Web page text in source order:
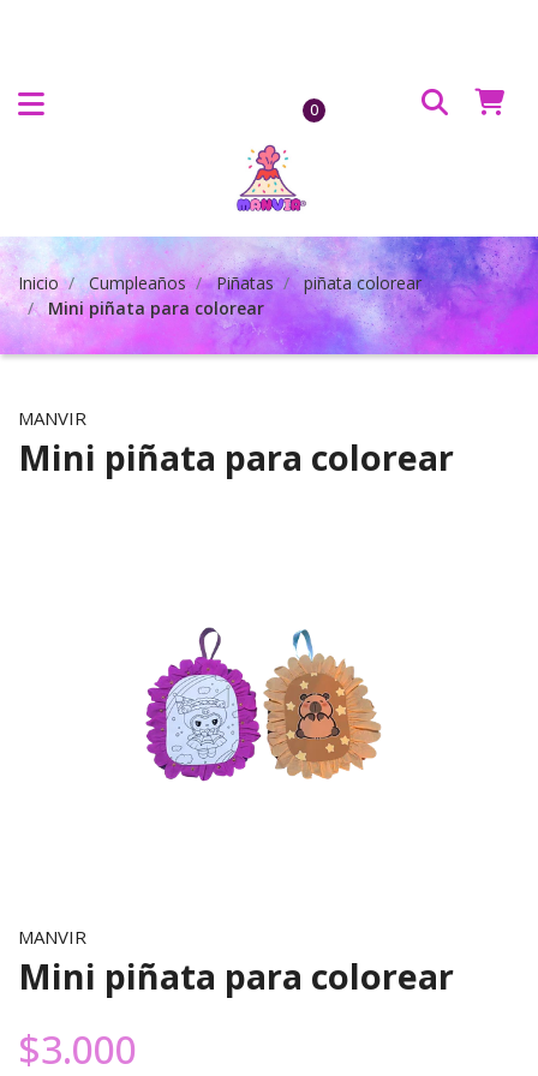
0
Inicio Cumpleaños Piñatas
piñata colorear
Mini piñata para colorear
MANVIR
Mini piñata para colorear
MANVIR
Mini piñata para colorear
$3.000